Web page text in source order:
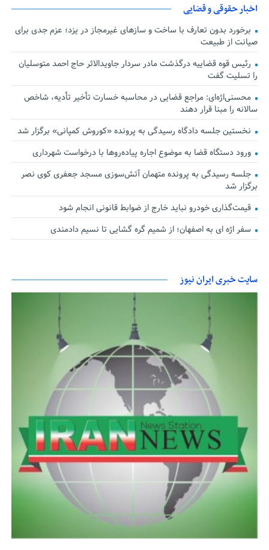
اخبار حقوقی و قضایی
برخورد بدون تعارف با ساخت‌ و سازهای غیرمجاز در یزد؛ عزم جدی برای
صیانت از طبیعت
رئیس قوه قضاییه درگذشت مادر سردار جاویدالاثر حاج احمد متوسلیان
را تسلیت گفت
محسنی‌اژه‌ای: مراجع قضایی در محاسبه خسارت تأخیر تأدیه، شاخص
سالانه را مبنا قرار دهند
نخستین جلسه دادگاه رسیدگی به پرونده «کوروش کمپانی» برگزار شد
ورود دستگاه قضا به موضوع اجاره پیاده‌روها با درخواست شهرداری
جلسه رسیدگی به پرونده متهمان آتش‌سوزی مسجد جعفری کوی نصر
برگزار شد
قیمت‌گذاری خودرو نباید خارج از ضوابط قانونی انجام شود
سفر اژه ای به اصفهان؛ از شمیم گره گشایی تا نسیم دادمندی
سایت خبری ایران نیوز